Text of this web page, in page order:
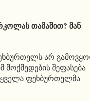
თამაშით? მან
არ
შეფასება
ფეხბურთელმა